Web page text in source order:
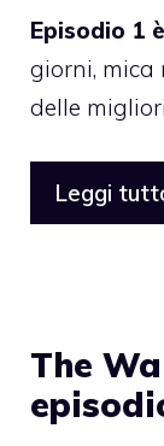
Episodio 1
giorni, mica
delle
Leggi
The